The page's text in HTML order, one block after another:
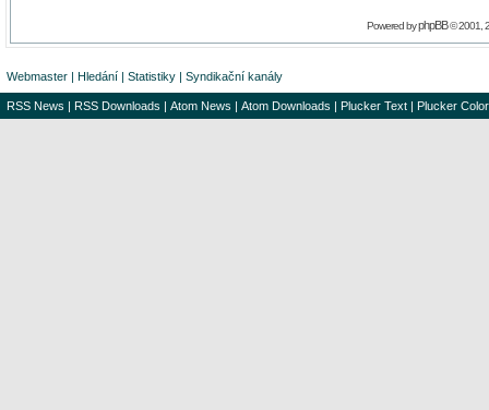
Powered byphpBB© 2001,
Webmaster | Hledání | Statistiky | Syndikační kanály
RSS News | RSS Downloads | Atom News | Atom Downloads | Plucker Text | Plucker Color